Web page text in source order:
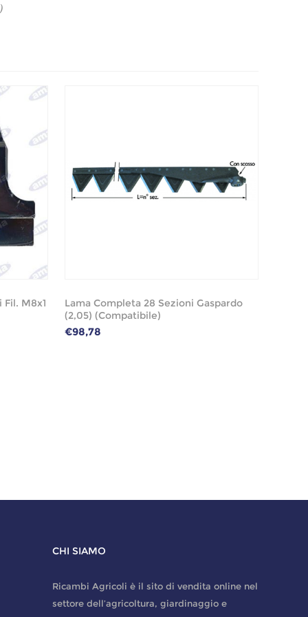
M8x1
Lama Completa 28 Sezioni Gaspardo
(2,05) (Compatibile)
€98,78
CHI SIAMO
Ricambi Agricoli è il sito di vendita online nel
settore dell’agricoltura, giardinaggio e